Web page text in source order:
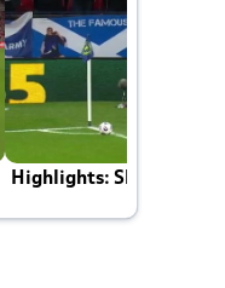
Highlights: Skotland -